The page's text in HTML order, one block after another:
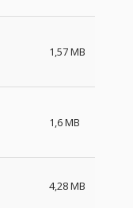
1,57 MB
1,6 MB
4,28 MB